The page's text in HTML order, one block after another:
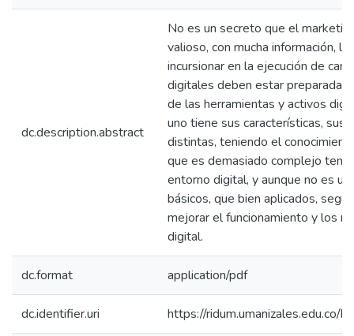
dc.description.abstract
No es un secreto que el
valioso, con mucha información,
incursionar en la ejecución de
digitales deben estar preparadas
de las herramientas y activos
uno tiene sus características, sus
distintas, teniendo el
que es demasiado complejo
entorno digital, y aunque no es
básicos, que bien aplicados,
mejorar el funcionamiento y los
digital.
dc.format application/pdf
dc.identifier.uri https://